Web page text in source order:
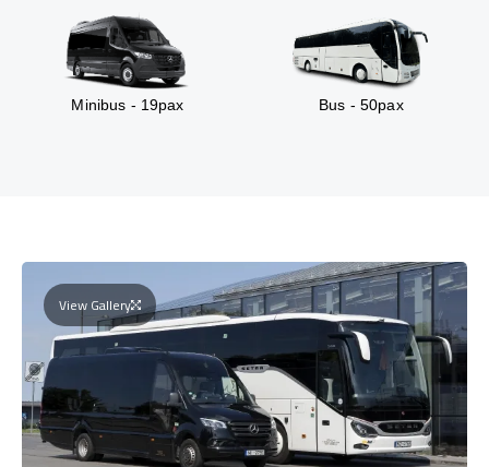
Minibus - 19pax Bus - 50pax
View Gallery